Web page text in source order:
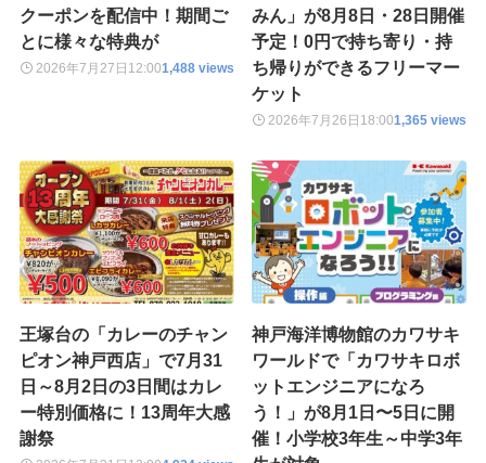
クーポンを配信中！期間ご
とに様々な特典が
2026年7月27日 12:001,488 views
みん」が8月8日・28日開催
予定！0円で持ち寄り・持
ち帰りができるフリーマー
ケット
2026年7月26日 18:001,365 views
王塚台の「カレーのチャン
ピオン神戸西店」で7月31
日～8月2日の3日間はカレ
ー特別価格に！13周年大感
謝祭
神戸海洋博物館のカワサキ
ワールドで「カワサキロボ
ットエンジニアになろ
う！」が8月1日〜5日に開
催！小学校3年生～中学3年